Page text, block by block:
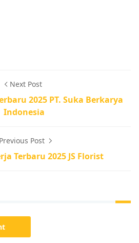
Next Post
2025 PT. Suka Berkarya
Indonesia
Previous Post
Terbaru 2025 JS Florist